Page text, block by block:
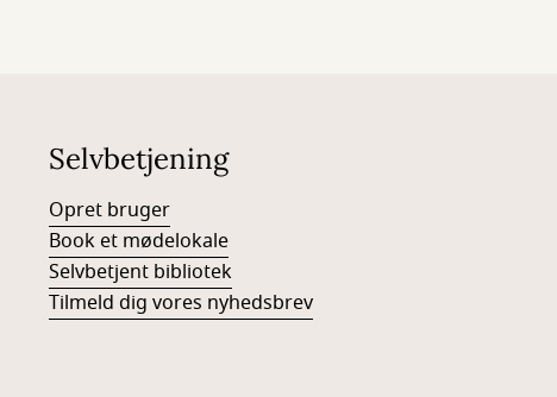
Selvbetjening
Opret bruger
Book et mødelokale
Selvbetjent bibliotek
Tilmeld dig vores nyhedsbrev